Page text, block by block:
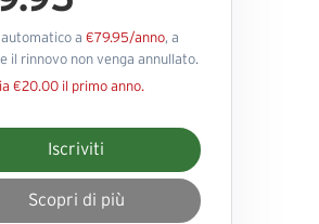
automatico a €79.95/anno, a
il rinnovo non venga annullato.
€20.00 il primo anno.
Iscriviti
Scopri di più